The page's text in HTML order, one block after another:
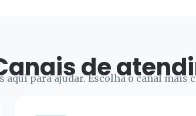
de
aqui para ajudar. Escolha o canal mais